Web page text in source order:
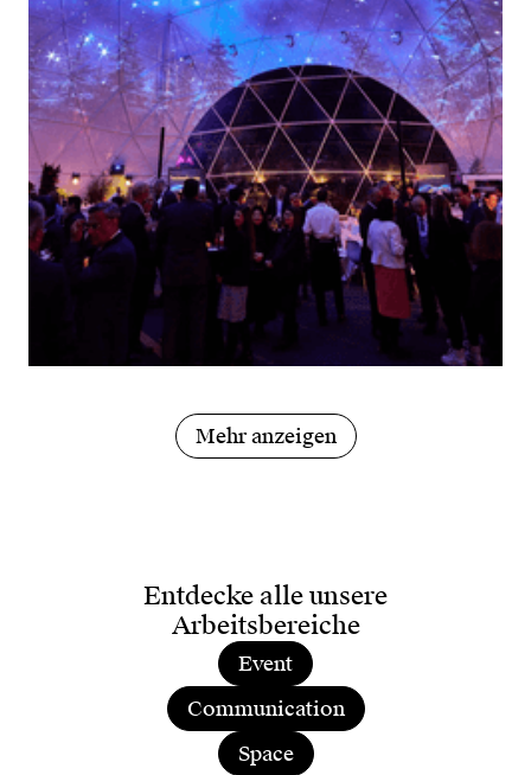
Mehr anzeigen
Entdecke alle unsere
Arbeitsbereiche
Event
Communication
Space